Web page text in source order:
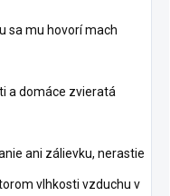
sa mu hovorí mach
a domáce zvieratá
ani zálievku, nerastie
vlhkosti vzduchu v